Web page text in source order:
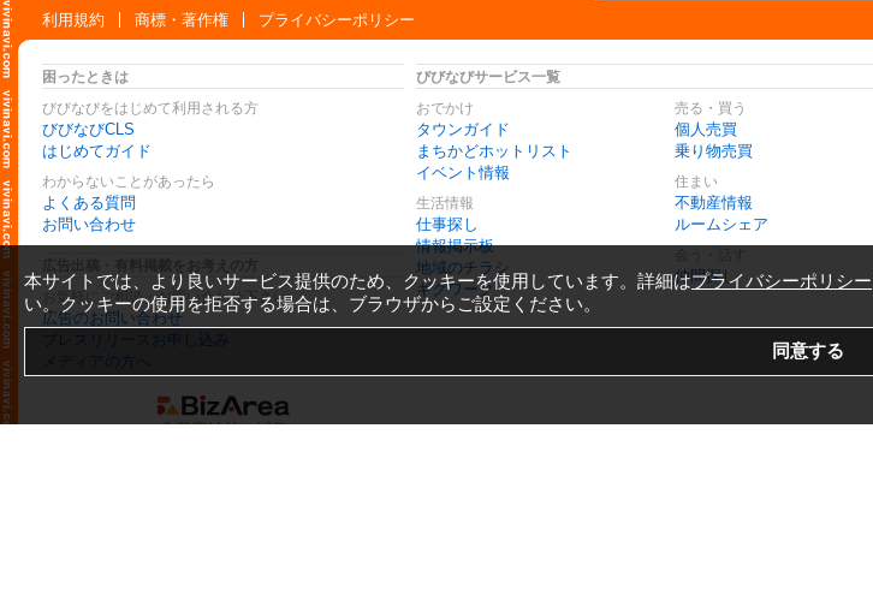
利用規約
商標・著作権 プライバシーポリシー
困ったときは
びびなびをはじめて利用される方
びびなびCLS
はじめてガイド
わからないことがあったら
よくある質問
お問い合わせ
お気軽にご相談・お問い合わせ下さい
広告のお問い合わせ
プレスリリースお申し込み
メディアの方へ
びびなびサービス一覧
おでかけ
タウンガイド
まちかどホットリスト
イベント情報
生活情報
仕事探し
情報掲示板
地域のチラシ
ギグワーク
売る・買う
個人売買
乗り物売買
住まい
不動産情報
ルームシェア
仲間探し
本サイトでは、より良いサービス提供のため、クッキーを使用しています。詳細はプライバシーポリシー
い。クッキーの使用を拒否する場合は、ブラウザからご設定ください。